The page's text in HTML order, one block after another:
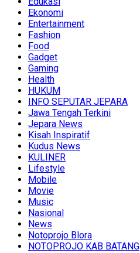
Ekonomi
Entertainment
Fashion
Food
Gadget
Gaming
Health
HUKUM
INFO SEPUTAR JEPARA
Jawa Tengah Terkini
Jepara News
Kisah Inspiratif
Kudus News
KULINER
Lifestyle
Mobile
Movie
Music
Nasional
News
Notoprojo Blora
NOTOPROJO KAB BATANG